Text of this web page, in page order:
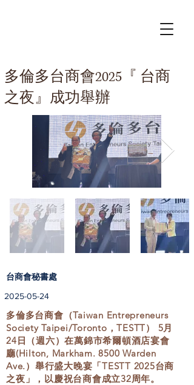
多倫多台商會2025『 台商
之夜』成功舉辦
台商會秘書處
2025-05-24
多倫多台商會（Taiwan Entrepreneurs
Society Taipei/Toronto，TESTT） 5月
24日（週六）在萬錦市希爾頓酒店宴會
廳(Hilton, Markham. 8500 Warden
Ave.）舉行盛大晚宴「TESTT 2025台商
之夜」，以慶祝台商會成立32周年。